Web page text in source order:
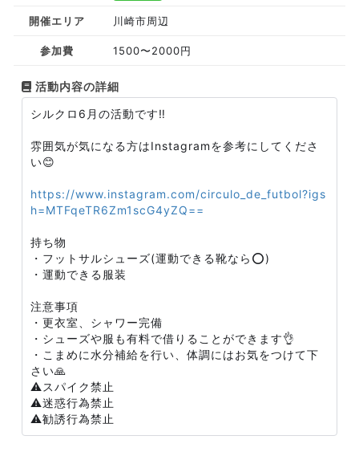
開催エリア 川崎市周辺
参加費 1500〜2000円
活動内容の詳細
シルクロ6月の活動です‼️
雰囲気が気になる方はInstagramを参考にしてくださ
い😊
https://www.instagram.com/circulo_de_futbol?igs
h=MTFqeTR6Zm1scG4yZQ==
持ち物
・フットサルシューズ(運動できる靴なら⭕️)
・運動できる服装
注意事項
・更衣室、シャワー完備
・シューズや服も有料で借りることができます👌
・こまめに水分補給を行い、体調にはお気をつけて下
さい🙏
⚠️スパイク禁止
⚠️迷惑行為禁止
⚠️勧誘行為禁止